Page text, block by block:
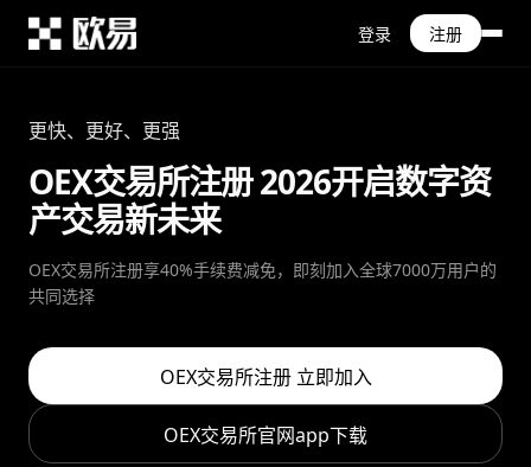
登录 注册
更快、更好、更强
OEX交易所注册 2026开启数字资
产交易新未来
OEX交易所注册享40%手续费减免，即刻加入全球7000万用户的
共同选择
OEX交易所注册 立即加入
OEX交易所官网app下载